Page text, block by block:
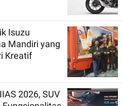
Isuzu
Mandiri yang
Kreatif
2026, SUV